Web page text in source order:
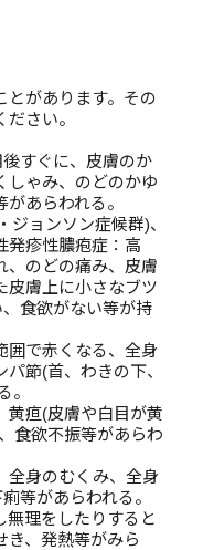
とがあります。その
さい。
すぐに、皮膚のか
しゃみ、のどのかゆ
あらわれる。
ジョンソン症候群)、
発疹性膿疱症：高
、のどの痛み、皮膚
皮膚上に小さなブツ
食欲がない等が持
囲で赤くなる、全身
節(首、わきの下、
。
黄疸(皮膚や白目が黄
食欲不振等があらわ
全身のむくみ、全身
等があらわれる。
無理をしたりすると
き、発熱等がみら